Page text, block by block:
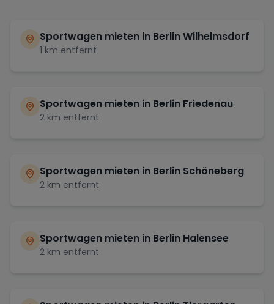
Sportwagen mieten in Berlin Wilhelmsdorf
1 km entfernt
Sportwagen mieten in Berlin Friedenau
2 km entfernt
Sportwagen mieten in Berlin Schöneberg
2 km entfernt
Sportwagen mieten in Berlin Halensee
2 km entfernt